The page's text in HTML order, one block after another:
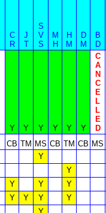
C
R
J
T
S
V
S
M
H
H
M
D
M
B
D
Y Y Y Y Y Y
C
A
N
C
E
L
L
E
D
CB TM MS CB TM CB MS
Y
Y
Y Y
Y
Y Y Y
Y